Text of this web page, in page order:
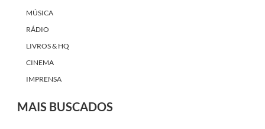
MÚSICA
RÁDIO
LIVROS & HQ
CINEMA
IMPRENSA
MAIS BUSCADOS